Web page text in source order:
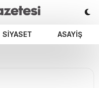
SIYASET ASAYIŞ